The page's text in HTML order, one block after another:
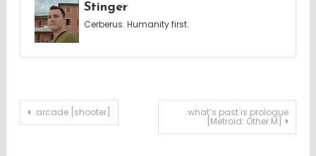
Stinger
Cerberus. Humanity first.
Post
.arcade [shooter] .what’s past is prologue
[Metroid: Other M]